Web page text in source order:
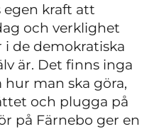
egen kraft att
och verklighet
i de demokratiska
är. Det finns inga
man ska göra,
och plugga på
på Färnebo ger en